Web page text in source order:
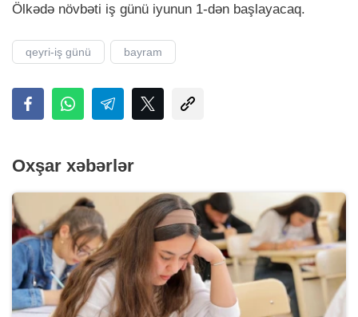
Ölkədə növbəti iş günü iyunun 1-dən başlayacaq.
qeyri-iş günü bayram
Oxşar xəbərlər